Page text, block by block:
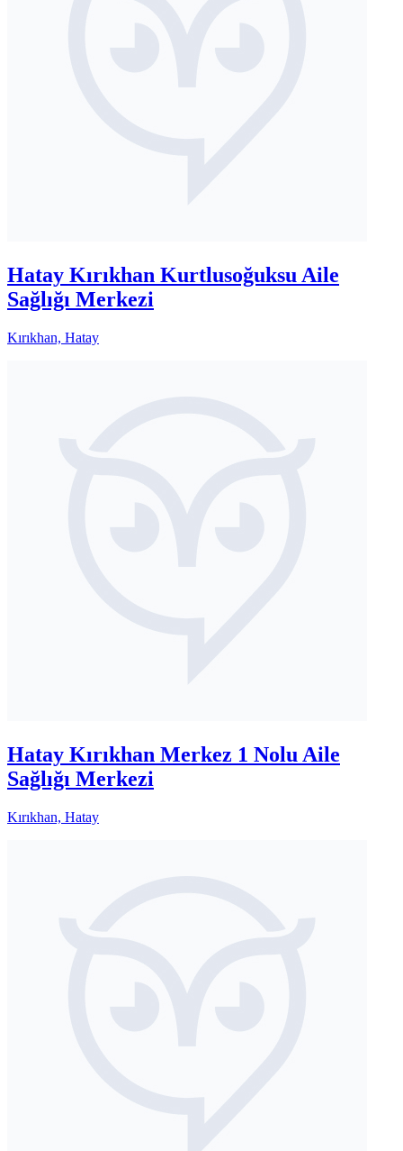
Hatay Kırıkhan Kurtlusoğuksu Aile
Sağlığı Merkezi
Kırıkhan, Hatay
Hatay Kırıkhan Merkez 1 Nolu Aile
Sağlığı Merkezi
Kırıkhan, Hatay